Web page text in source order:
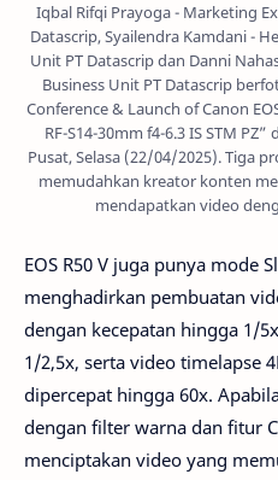
Iqbal Rifqi Prayoga - Marketing
Datascrip, Syailendra Kamdani -
Unit PT Datascrip dan Danni
Business Unit PT Datascrip
Conference & Launch of Canon
RF-S14-30mm f4-6.3 IS STM
Pusat, Selasa (22/04/2025). Tiga
memudahkan kreator konten
mendapatkan video
EOS R50 V juga punya mode
menghadirkan pembuatan
dengan kecepatan hingga 1/
1/2,5x, serta video timelapse
dipercepat hingga 60x.
dengan filter warna dan fitur
menciptakan video yang